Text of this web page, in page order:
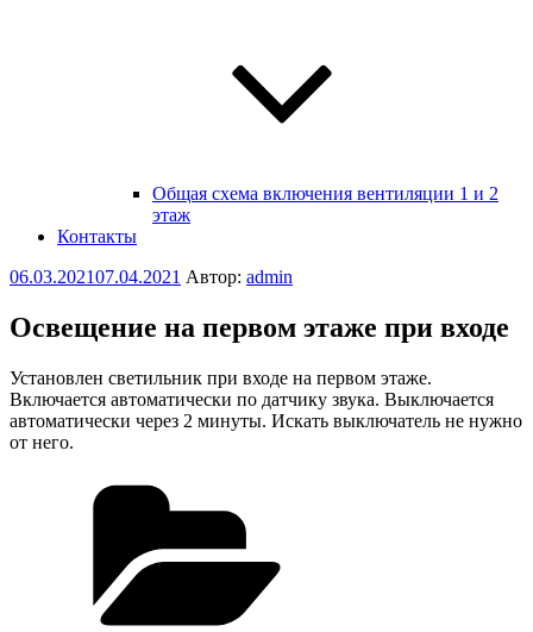
Общая схема включения вентиляции 1 и 2
этаж
Контакты
Опубликовано
06.03.202107.04.2021 Автор: admin
Освещение на первом этаже при входе
Установлен светильник при входе на первом этаже.
Включается автоматически по датчику звука. Выключается
автоматически через 2 минуты. Искать выключатель не нужно
от него.